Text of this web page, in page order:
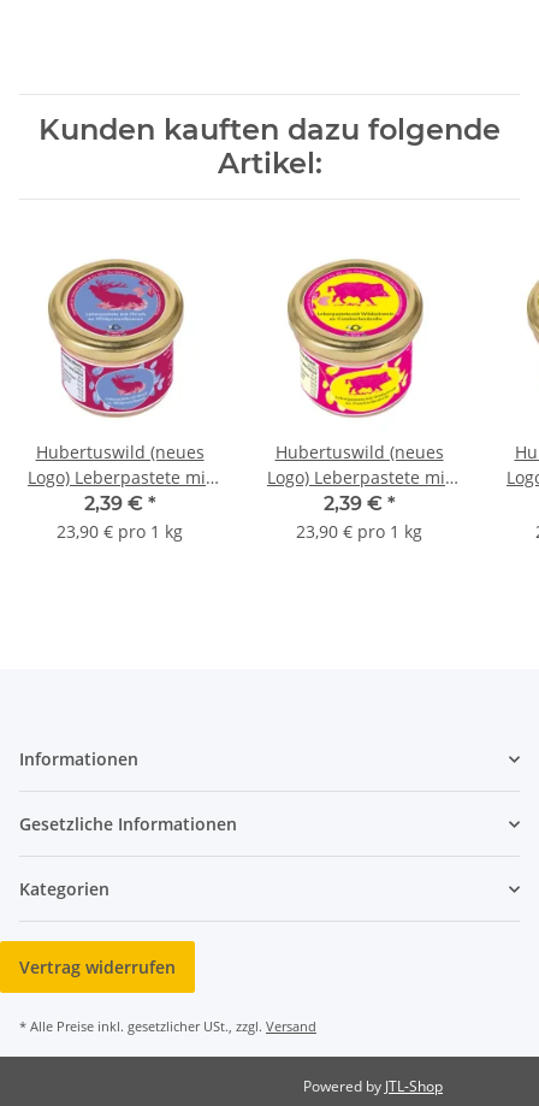
Kunden kauften dazu folgende
Artikel:
Hubertuswild (neues
Logo) Leberpastete mit
Hirsch an
Wildpreiselbeeren
2,39 € *
23,90 € pro 1 kg
Hubertuswild (neues
Logo) Leberpastete mit
Wildschwein an
Cumberlandsoße
2,39 € *
23,90 € pro 1 kg
Informationen
Gesetzliche Informationen
Kategorien
Vertrag widerrufen
* Alle Preise inkl. gesetzlicher USt., zzgl. Versand
Powered by JTL-Shop